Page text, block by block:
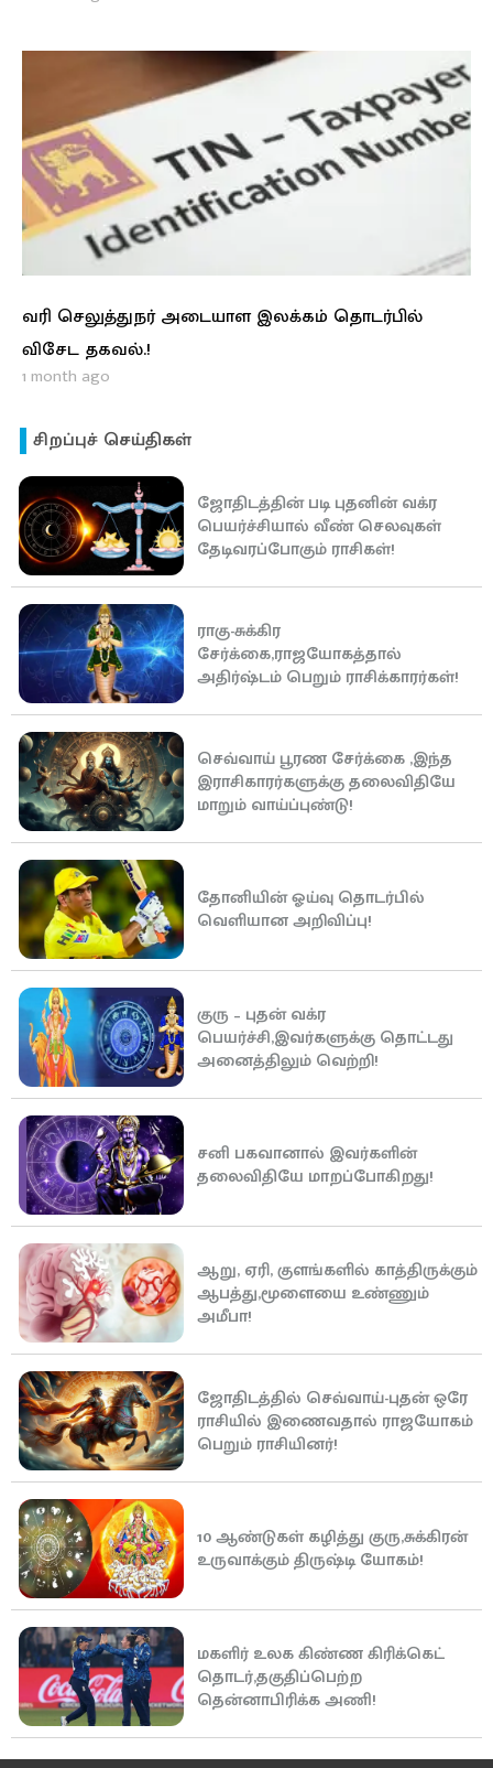
வரி செலுத்துநர் அடையாள இலக்கம் தொடர்பில்
விசேட தகவல்.!
1 month ago
சிறப்புச் செய்திகள்
ஜோதிடத்தின் படி புதனின் வக்ர
பெயர்ச்சியால் வீண் செலவுகள்
தேடிவரப்போகும் ராசிகள்!
ராகு-சுக்கிர
சேர்க்கை,ராஜயோகத்தால்
அதிர்ஷ்டம் பெறும் ராசிக்காரர்கள்!
செவ்வாய் பூரண சேர்க்கை ,இந்த
இராசிகாரர்களுக்கு தலைவிதியே
மாறும் வாய்ப்புண்டு!
தோனியின் ஓய்வு தொடர்பில்
வெளியான அறிவிப்பு!
குரு – புதன் வக்ர
பெயர்ச்சி,இவர்களுக்கு தொட்டது
அனைத்திலும் வெற்றி!
சனி பகவானால் இவர்களின்
தலைவிதியே மாறப்போகிறது!
ஆறு, ஏரி, குளங்களில் காத்திருக்கும்
ஆபத்து,மூளையை உண்ணும்
அமீபா!
ஜோதிடத்தில் செவ்வாய்-புதன் ஒரே
ராசியில் இணைவதால் ராஜயோகம்
பெறும் ராசியினர்!
10 ஆண்டுகள் கழித்து குரு,சுக்கிரன்
உருவாக்கும் திருஷ்டி யோகம்!
மகளிர் உலக கிண்ண கிரிக்கெட்
தொடர்,தகுதிப்பெற்ற
தென்னாபிரிக்க அணி!